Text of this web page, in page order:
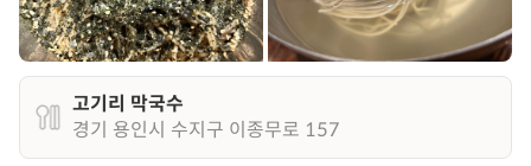
고기리 막국수
경기 용인시 수지구 이종무로 157